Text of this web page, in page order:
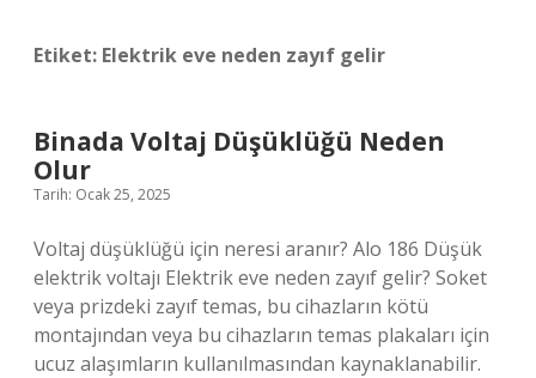
Etiket: Elektrik eve neden zayıf gelir
Binada Voltaj Düşüklüğü Neden
Olur
Tarih: Ocak 25, 2025
Voltaj düşüklüğü için neresi aranır? Alo 186 Düşük
elektrik voltajı Elektrik eve neden zayıf gelir? Soket
veya prizdeki zayıf temas, bu cihazların kötü
montajından veya bu cihazların temas plakaları için
ucuz alaşımların kullanılmasından kaynaklanabilir.